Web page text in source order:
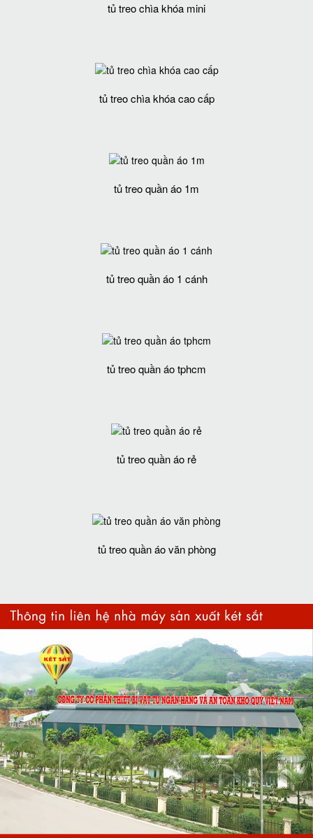
tủ treo chìa khóa mini
tủ treo chìa khóa cao cấp
tủ treo quần áo 1m
tủ treo quần áo 1 cánh
tủ treo quần áo tphcm
tủ treo quần áo rẻ
tủ treo quần áo văn phòng